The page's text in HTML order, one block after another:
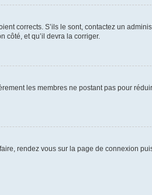
corrects. S’ils le sont, contactez un
côté, et qu’il devra la corriger.
les membres ne postant pas pour
rendez vous sur la page de connexion